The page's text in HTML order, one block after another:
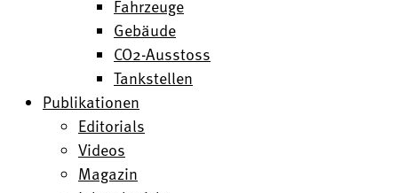
Fahrzeuge
Gebäude
CO2-Ausstoss
Tankstellen
Publikationen
Editorials
Videos
Magazin